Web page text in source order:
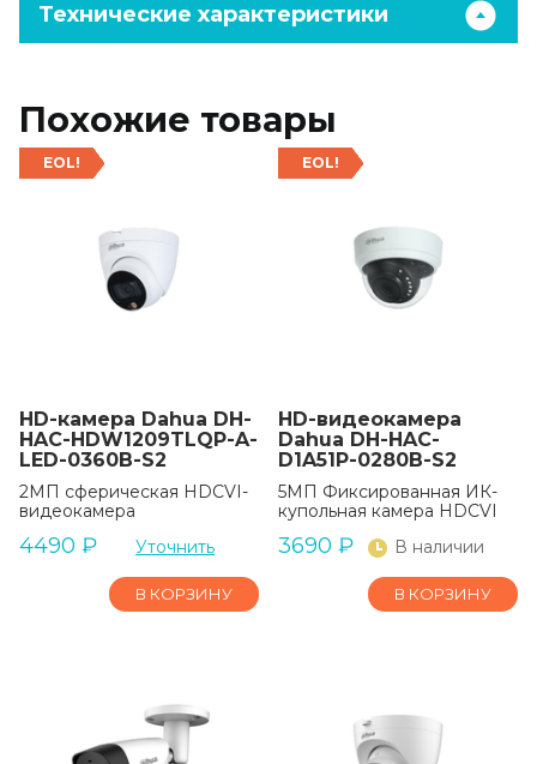
Технические характеристики
Похожие товары
EOL!
HD-камера Dahua DH-
HAC-HDW1209TLQP-A-
LED-0360B-S2
2МП сферическая HDCVI-
видеокамера
4490 ₽ Уточнить
В КОРЗИНУ
EOL!
HD-видеокамера
Dahua DH-HAC-
D1A51P-0280B-S2
5МП Фиксированная ИК-
купольная камера HDCVI
3690 ₽ В наличии
В КОРЗИНУ